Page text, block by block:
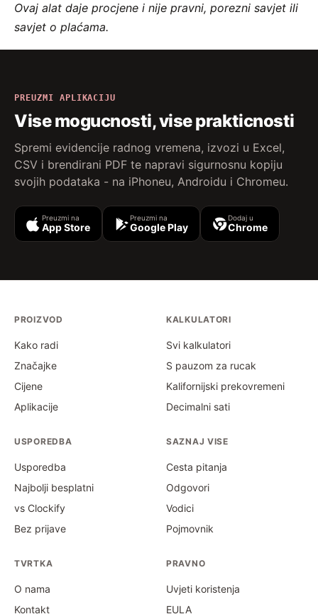
Ovaj alat daje procjene i nije pravni, porezni savjet ili
savjet o plaćama.
PREUZMI APLIKACIJU
Vise mogucnosti, vise prakticnosti
Spremi evidencije radnog vremena, izvozi u Excel,
CSV i brendirani PDF te napravi sigurnosnu kopiju
svojih podataka - na iPhoneu, Androidu i Chromeu.
Preuzmi na
App Store
Preuzmi na
Google Play
Dodaj u
Chrome
PROIZVOD
Kako radi
Značajke
Cijene
Aplikacije
KALKULATORI
Svi kalkulatori
S pauzom za rucak
Kalifornijski prekovremeni
Decimalni sati
USPOREDBA
Usporedba
Najbolji besplatni
vs Clockify
Bez prijave
SAZNAJ VISE
Cesta pitanja
Odgovori
Vodici
Pojmovnik
TVRTKA
O nama
Kontakt
PRAVNO
Uvjeti koristenja
EULA